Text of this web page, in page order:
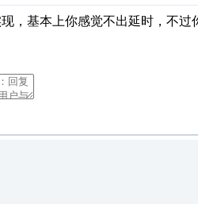
，基本上你感觉不出延时，不